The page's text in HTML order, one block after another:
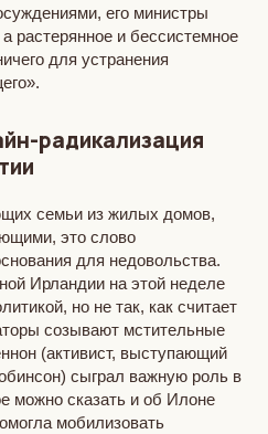
его министры
растерянное и бессистемное
для устранения
радикализация
семьи из жилых домов,
это слово
для недовольства.
Ирландии на этой неделе
но не так, как считает
созывают мстительные
(активист, выступающий
сыграл важную роль в
можно сказать и об Илоне
мобилизовать